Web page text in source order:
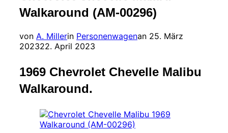
Walkaround (AM-00296)
von A. Millerin Personenwagenan Veröffentlicht
25. März
202322. April 2023
1969 Chevrolet Chevelle Malibu
Walkaround.